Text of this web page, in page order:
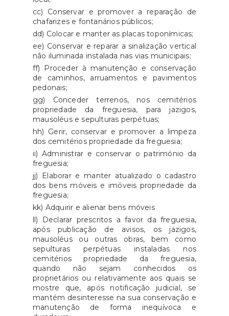
cc) Conservar e promover a reparação de
chafarizes e fontanários públicos;
dd) Colocar e manter as placas toponímicas;
ee) Conservar e reparar a sinalização vertical
não iluminada instalada nas vias municipais;
ff) Proceder à manutenção e conservação
de caminhos, arruamentos e pavimentos
pedonais;
gg) Conceder terrenos, nos cemitérios
propriedade da freguesia, para jazigos,
mausoléus e sepulturas perpétuas;
hh) Gerir, conservar e promover a limpeza
dos cemitérios propriedade da freguesia;
ii) Administrar e conservar o património da
freguesia;
jj) Elaborar e manter atualizado o cadastro
dos bens móveis e imóveis propriedade da
freguesia;
kk) Adquirir e alienar bens móveis
ll) Declarar prescritos a favor da freguesia,
após publicação de avisos, os jazigos,
mausoléus ou outras obras, bem como
sepulturas perpétuas instaladas nos
cemitérios propriedade da freguesia,
quando não sejam conhecidos os
proprietários ou relativamente aos quais se
mostre que, após notificação judicial, se
mantém desinteresse na sua conservação e
manutenção de forma inequívoca e